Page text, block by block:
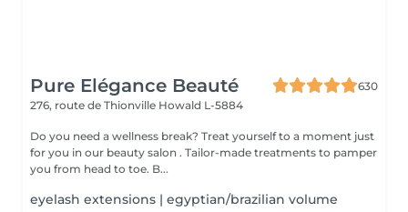
Pure Elégance Beauté
630
276, route de Thionville Howald L-5884
Do you need a wellness break? Treat yourself to a moment just
for you in our beauty salon . Tailor-made treatments to pamper
you from head to toe. B...
eyelash extensions | egyptian/brazilian volume